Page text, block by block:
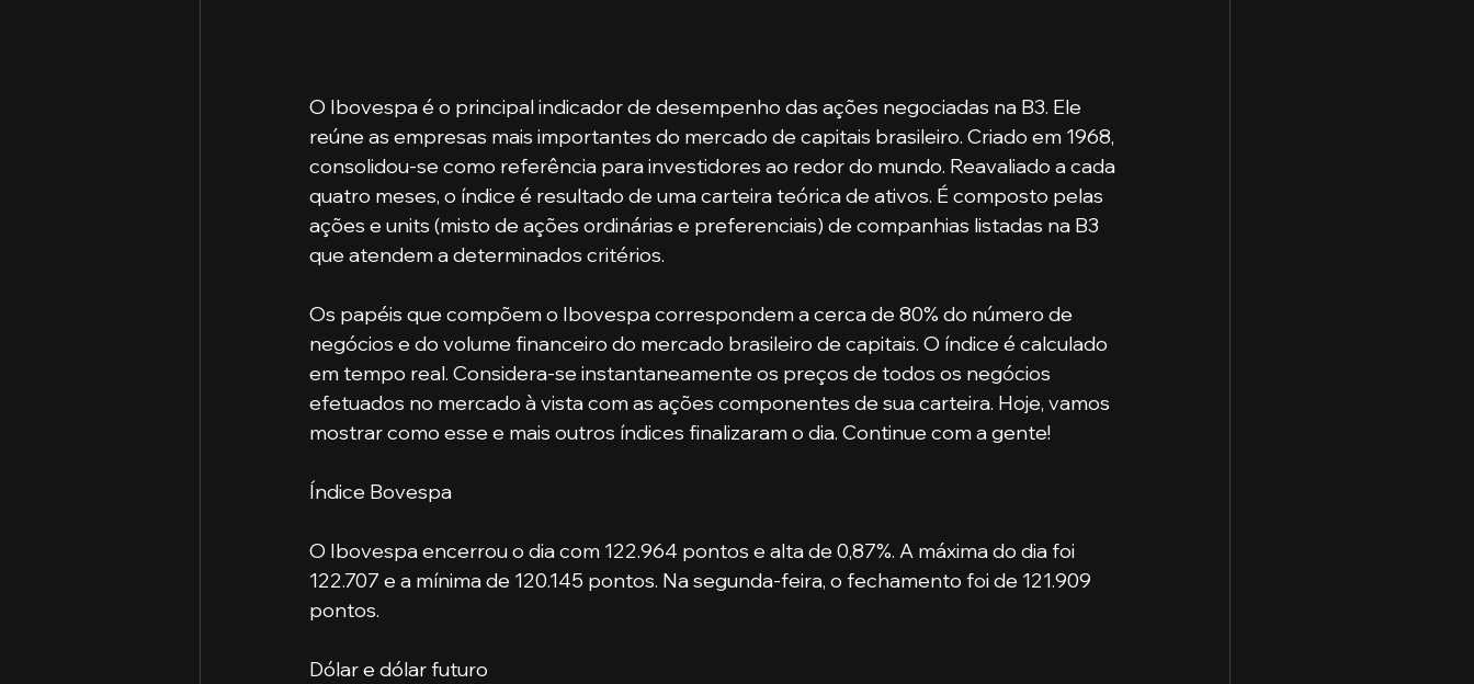
O Ibovespa é o principal indicador de desempenho das ações negociadas na B3. Ele
reúne as empresas mais importantes do mercado de capitais brasileiro. Criado em 1968,
consolidou-se como referência para investidores ao redor do mundo. Reavaliado a cada
quatro meses, o índice é resultado de uma carteira teórica de ativos. É composto pelas
ações e units (misto de ações ordinárias e preferenciais) de companhias listadas na B3
que atendem a determinados critérios.
Os papéis que compõem o Ibovespa correspondem a cerca de 80% do número de
negócios e do volume financeiro do mercado brasileiro de capitais. O índice é calculado
em tempo real. Considera-se instantaneamente os preços de todos os negócios
efetuados no mercado à vista com as ações componentes de sua carteira. Hoje, vamos
mostrar como esse e mais outros índices finalizaram o dia. Continue com a gente!
Índice Bovespa
O Ibovespa encerrou o dia com 122.964 pontos e alta de 0,87%. A máxima do dia foi
122.707 e a mínima de 120.145 pontos. Na segunda-feira, o fechamento foi de 121.909
pontos.
Dólar e dólar futuro